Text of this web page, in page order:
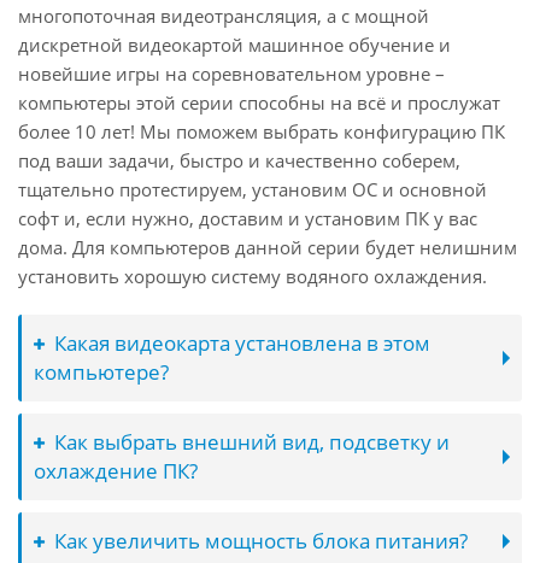
многопоточная видеотрансляция, а с мощной
дискретной видеокартой машинное обучение и
новейшие игры на соревновательном уровне –
компьютеры этой серии способны на всё и прослужат
более 10 лет! Мы поможем выбрать конфигурацию ПК
под ваши задачи, быстро и качественно соберем,
тщательно протестируем, установим ОС и основной
софт и, если нужно, доставим и установим ПК у вас
дома. Для компьютеров данной серии будет нелишним
установить хорошую систему водяного охлаждения.
Какая видеокарта установлена в этом
компьютере?
Как выбрать внешний вид, подсветку и
охлаждение ПК?
Как увеличить мощность блока питания?